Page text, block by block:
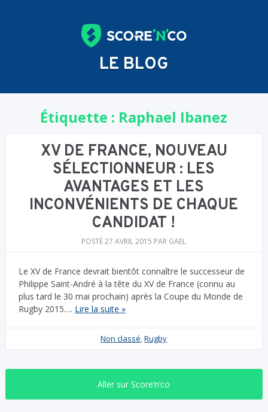
LE BLOG
Étiquette : Raphael Ibanez
XV DE FRANCE, NOUVEAU
SÉLECTIONNEUR : LES
AVANTAGES ET LES
INCONVÉNIENTS DE CHAQUE
CANDIDAT !
POSTÉ27 AVRIL 2015 PAR GAEL
Le XV de France devrait bientôt connaître le successeur de
Philippe Saint-André à la tête du XV de France (connu au
plus tard le 30 mai prochain) après la Coupe du Monde de
Rugby 2015…. Lire la suite »
Non classé ,Rugby
Aller sur Score’n’co